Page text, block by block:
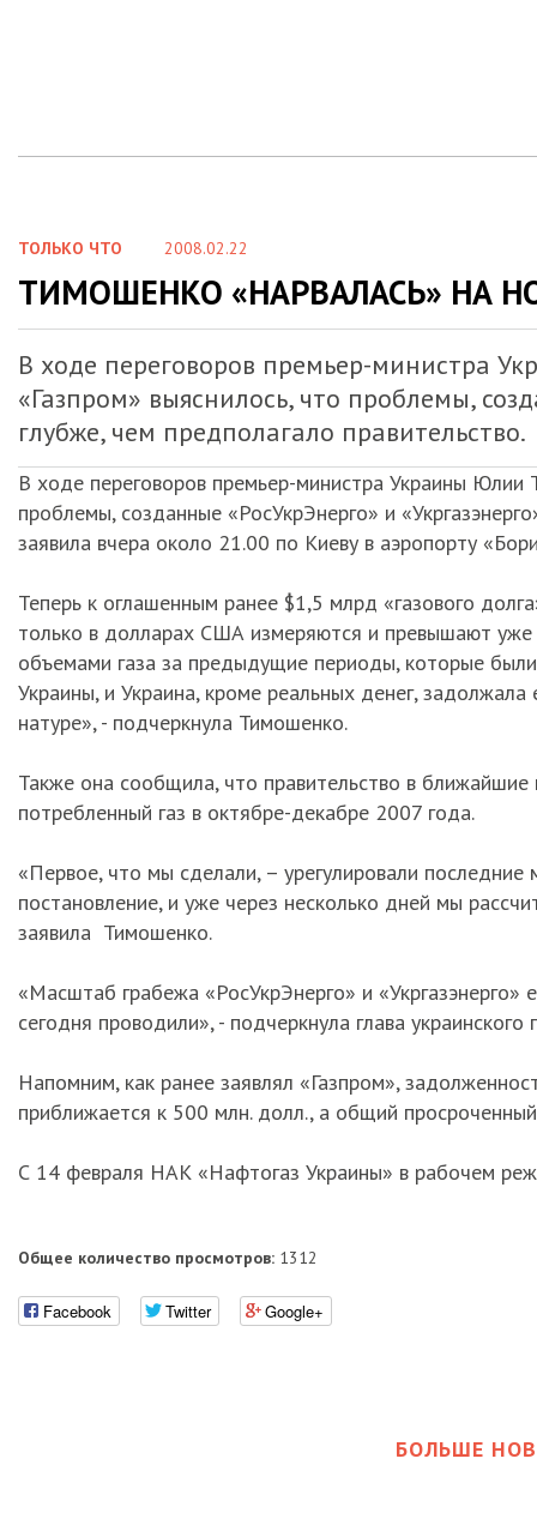
ТОЛЬКО ЧТО 2008.02.22
ТИМОШЕНКО «НАРВАЛАСЬ» НА
В ходе переговоров премьер-министра
«Газпром» выяснилось, что проблемы,
глубже, чем предполагало правительство.
В ходе переговоров премьер-министра Украины
проблемы, созданные «РосУкрЭнерго» и
заявила вчера около 21.00 по Киеву в аэропорту
Теперь к оглашенным ранее $1,5 млрд «газового
только в долларах США измеряются и превышают
объемами газа за предыдущие периоды, которые
Украины, и Украина, кроме реальных денег,
натуре», - подчеркнула Тимошенко.
Также она сообщила, что правительство в
потребленный газ в октябре-декабре 2007 года.
«Первое, что мы сделали, – урегулировали
постановление, и уже через несколько дней мы
заявила Тимошенко.
«Масштаб грабежа «РосУкрЭнерго» и
сегодня проводили», - подчеркнула глава украинского
Напомним, как ранее заявлял «Газпром»,
приближается к 500 млн. долл., а общий
С 14 февраля НАК «Нафтогаз Украины» в рабочем
Общее количество просмотров: 1312
Facebook Twitter Google+
БОЛЬШЕ